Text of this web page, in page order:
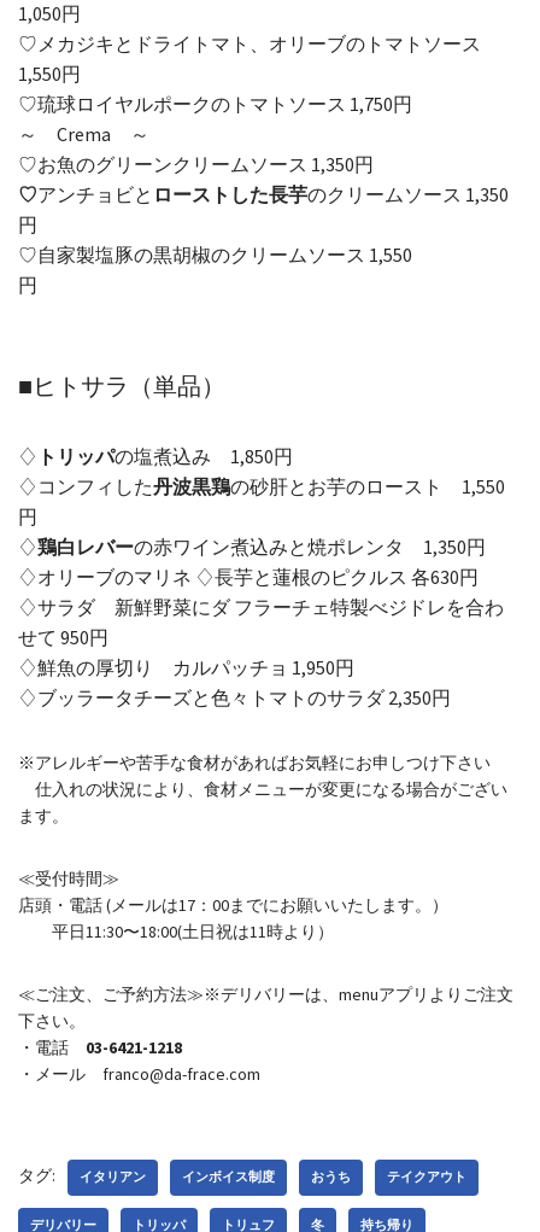
1,050円
♡メカジキとドライトマト、オリーブのトマトソース
1,550円
♡琉球ロイヤルポークのトマトソース 1,750円
～ Crema ～
♡お魚のグリーンクリームソース 1,350円
♡アンチョビと ローストした長芋のクリームソース 1,350
円
♡自家製塩豚の黒胡椒のクリームソース 1,550
円
■ヒトサラ（単品）
♢ トリッパの塩煮込み 1,850円
♢コンフィした丹波黒鶏の砂肝とお芋のロースト 1,550
円
♢鶏白レバーの赤ワイン煮込みと焼ポレンタ 1,350円
♢オリーブのマリネ ♢長芋と蓮根のピクルス 各630円
♢サラダ 新鮮野菜にダ フラーチェ特製べジドレを合わ
せて 950円
♢鮮魚の厚切り カルパッチョ 1,950円
♢ブッラータチーズと色々トマトのサラダ 2,350円
※アレルギーや苦手な食材があればお気軽にお申しつけ下さい
仕入れの状況により、食材メニューが変更になる場合がござい
ます。
≪受付時間≫
店頭・電話 (メールは17：00までにお願いいたします。）
平日11:30〜18:00(土日祝は11時より）
≪ご注文、ご予約方法≫※デリバリーは、menuアプリよりご注文
下さい。
・電話 03-6421-1218
・メール franco@da-frace.com
タグ: イタリアン インボイス制度 おうち テイクアウト
デリバリー トリッパ トリュフ 冬 持ち帰り